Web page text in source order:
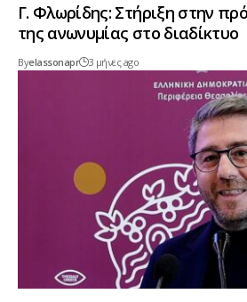
Γ. Φλωρίδης: Στήριξη στην
της ανωνυμίας στο διαδίκτυο
Byelassonapr 3 μήνες ago